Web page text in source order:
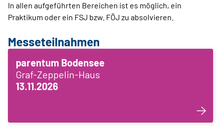
In allen aufgeführten Bereichen ist es möglich, ein
Praktikum oder ein FSJ bzw. FÖJ zu absolvieren.
Messeteilnahmen
parentum Bodensee
Graf-Zeppelin-Haus
13.11.2026